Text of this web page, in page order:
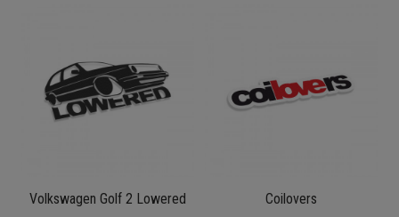
Volkswagen Golf 2 Lowered Coilovers